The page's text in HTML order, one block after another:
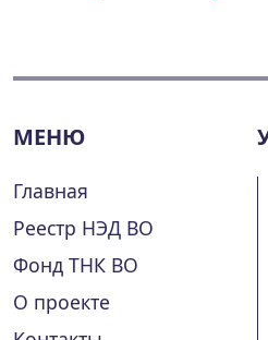
МЕНЮ
Главная
Реестр НЭД ВО
Фонд ТНК ВО
О проекте